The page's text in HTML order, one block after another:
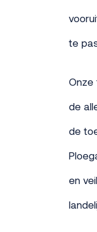
te
Onze
de
de
en